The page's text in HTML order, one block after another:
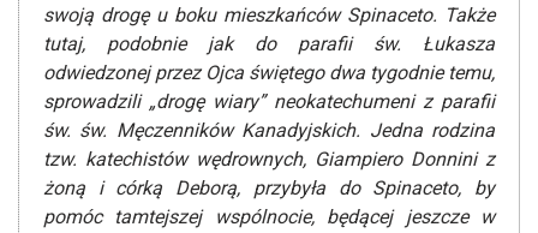
swoją drogę u boku mieszkańców Spinaceto. Także
tutaj, podobnie jak do parafii św. Łukasza
odwiedzonej przez Ojca świętego dwa tygodnie temu,
sprowadzili „drogę wiary” neokatechumeni z parafii
św. św. Męczenników Kanadyjskich. Jedna rodzina
tzw. katechistów wędrownych, Giampiero Donnini z
żoną i córką Deborą, przybyła do Spinaceto, by
pomóc tamtejszej wspólnocie, będącej jeszcze w